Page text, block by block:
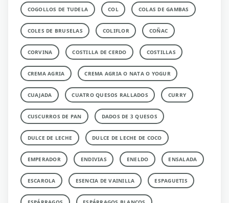
COGOLLOS DE TUDELA COL COLAS DE GAMBAS
COLES DE BRUSELAS COLIFLOR COÑAC
CORVINA COSTILLA DE CERDO COSTILLAS
CREMA AGRIA CREMA AGRIA O NATA O YOGUR
CUAJADA CUATRO QUESOS RALLADOS CURRY
CUSCURROS DE PAN DADOS DE 3 QUESOS
DULCE DE LECHE DULCE DE LECHE DE COCO
EMPERADOR ENDIVIAS ENELDO ENSALADA
ESCAROLA ESENCIA DE VAINILLA ESPAGUETIS